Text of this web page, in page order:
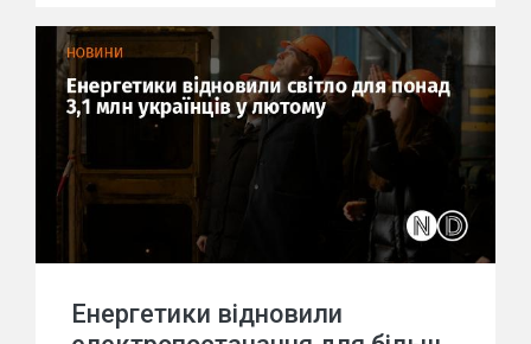
Енергетики відновили